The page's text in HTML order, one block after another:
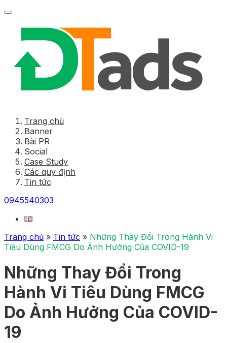
Trang chủ
Banner
Bài PR
Social
Case Study
Các quy định
Tin tức
0945540303
Trang chủ » Tin tức » Những Thay Đổi Trong Hành Vi
Tiêu Dùng FMCG Do Ảnh Hưởng Của COVID-19
Những Thay Đổi Trong
Hành Vi Tiêu Dùng FMCG
Do Ảnh Hưởng Của COVID-
19